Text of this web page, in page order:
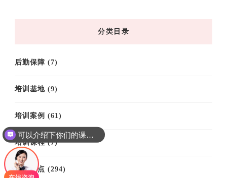
分类目录
后勤保障 (7)
培训基地 (9)
培训案例 (61)
培训课程(7)
思政热点 (294)